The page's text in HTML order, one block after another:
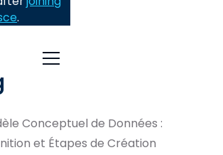
.
Conceptuel de Données :
et Étapes de Création